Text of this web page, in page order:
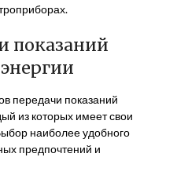
показаний
передачи показаний
из которых имеет свои
наиболее удобного
предпочтений и